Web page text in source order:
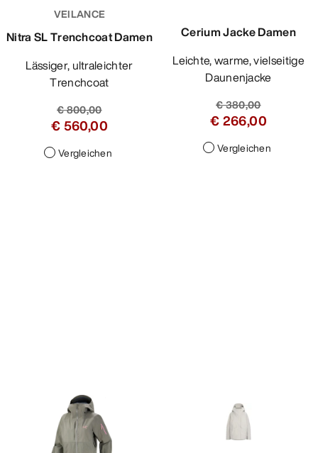
VEILANCE
Nitra SL Trenchcoat Damen
Lässiger, ultraleichter
Trenchcoat
€ 800,00
€ 560,00
Vergleichen
Cerium Jacke Damen
Leichte, warme, vielseitige
Daunenjacke
€ 380,00
€ 266,00
Vergleichen